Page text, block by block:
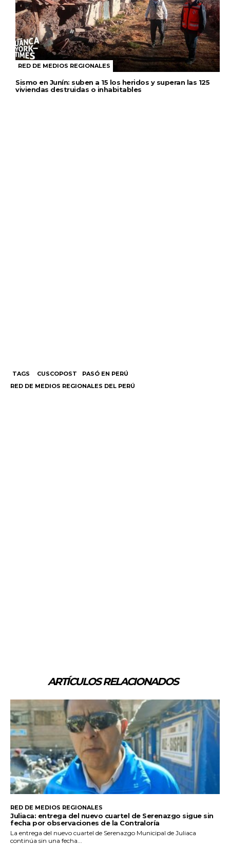
RED DE MEDIOS REGIONALES
Sismo en Junín: suben a 15 los heridos y superan las 125
viviendas destruidas o inhabitables
TAGS CUSCOPOST
PASÓ EN PERÚ
RED DE MEDIOS REGIONALES DEL PERÚ
ARTÍCULOS RELACIONADOS
RED DE MEDIOS REGIONALES
Juliaca: entrega del nuevo cuartel de Serenazgo sigue sin
fecha por observaciones de la Contraloría
La entrega del nuevo cuartel de Serenazgo Municipal de Juliaca
continúa sin una fecha...